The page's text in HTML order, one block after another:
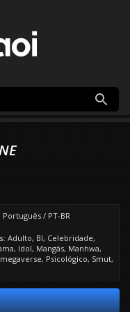
Português / PT-BR
Adulto, Bl, Celebridade,
, Idol, Mangás, Manhwa,
, Psicológico, Smut,